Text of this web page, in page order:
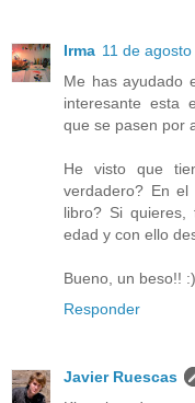
Irma 11 de
Me has ayudado
interesante esta
que se pasen por
He visto que
verdadero? En
libro? Si
edad y con ello
Bueno, un beso!! :)
Responder
Javier Ruescas